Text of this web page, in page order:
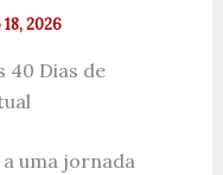
2026
40 Dias de
uma jornada